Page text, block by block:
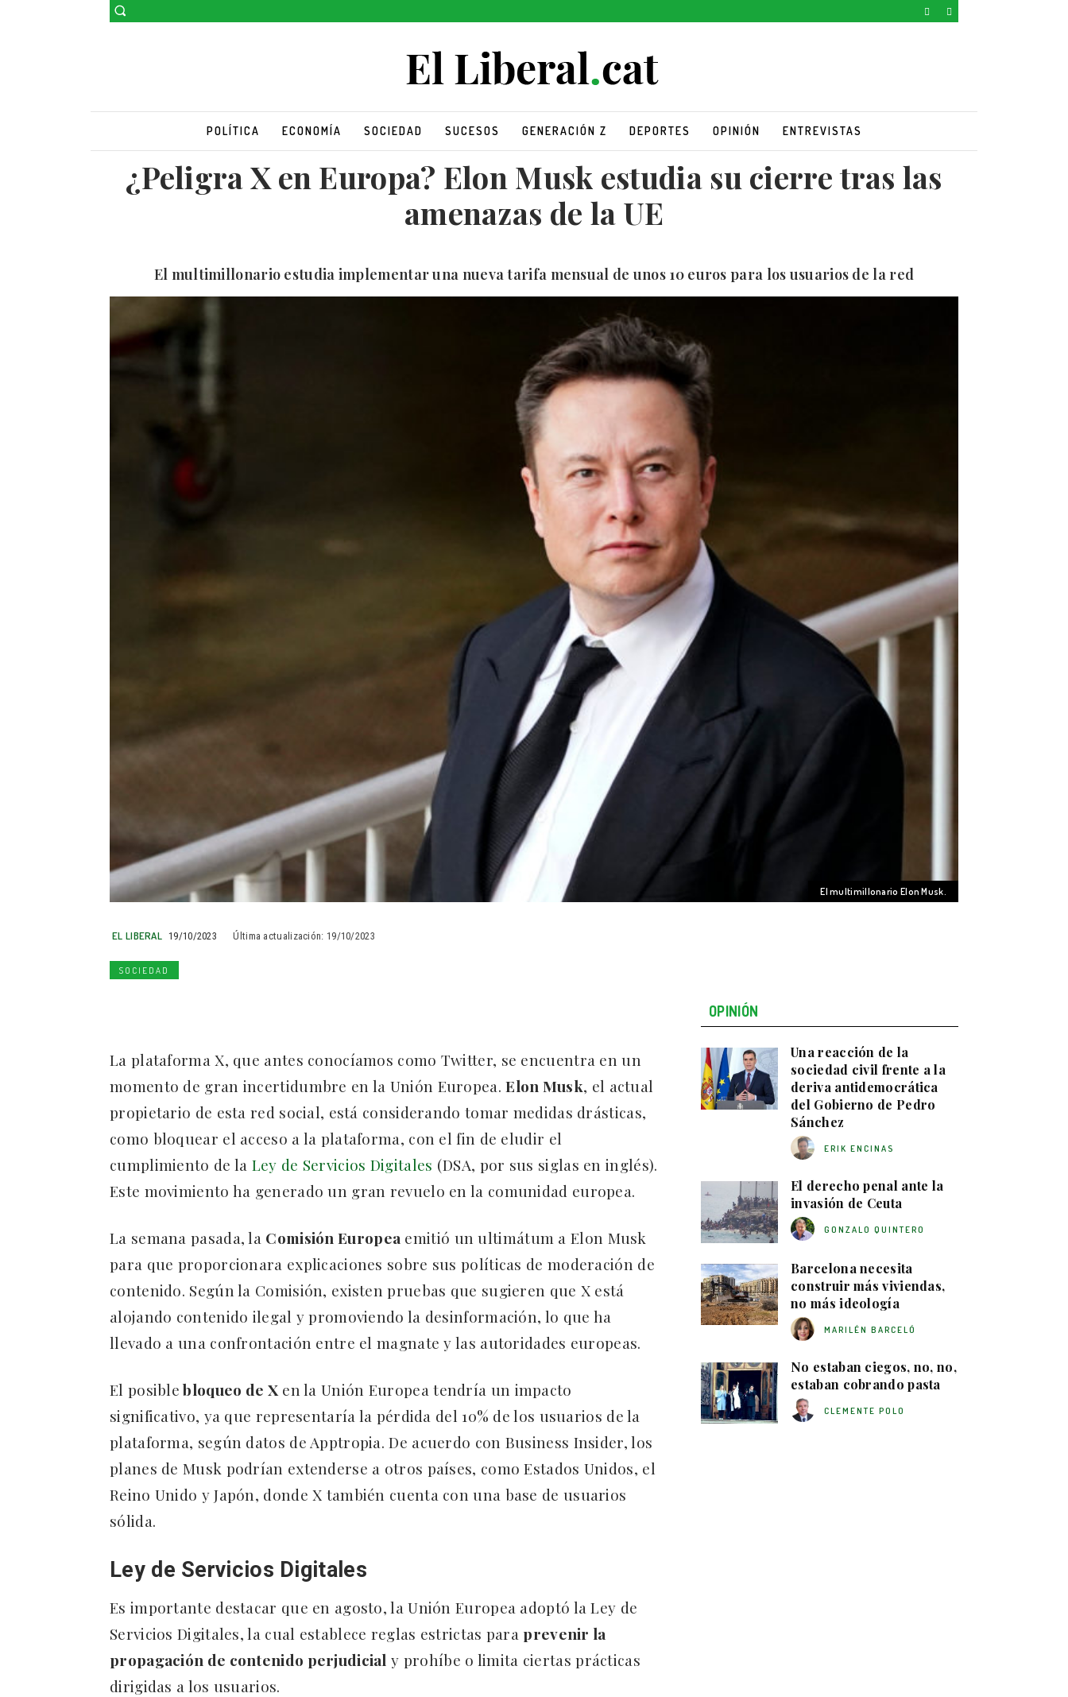
POLÍTICA ECONOMÍA SOCIEDAD SUCESOS GENERACIÓN Z DEPORTES OPINIÓN ENTREVISTAS
¿Peligra X en Europa? Elon Musk estudia su cierre tras las
amenazas de la UE
El multimillonario estudia implementar una nueva tarifa mensual de unos 10 euros para los usuarios de la red
El multimillonario Elon Musk.
EL LIBERAL 19/10/2023 Última actualización: 19/10/2023
SOCIEDAD
La plataforma X, que antes conocíamos como Twitter, se encuentra en un
momento de gran incertidumbre en la Unión Europea.Elon Musk, el actual
propietario de esta red social, está considerando tomar medidas drásticas,
como bloquear el acceso a la plataforma, con el fin de eludir el
cumplimiento de la Ley de Servicios Digitales (DSA, por sus siglas en inglés).
Este movimiento ha generado un gran revuelo en la comunidad europea.
La semana pasada, la Comisión Europea emitió un ultimátum a Elon Musk
para que proporcionara explicaciones sobre sus políticas de moderación de
contenido. Según la Comisión, existen pruebas que sugieren que X está
alojando contenido ilegal y promoviendo la desinformación, lo que ha
llevado a una confrontación entre el magnate y las autoridades europeas.
El posiblebloqueo de Xen la Unión Europea tendría un impacto
significativo, ya que representaría la pérdida del 10% de los usuarios de la
plataforma, según datos de Apptropia. De acuerdo con Business Insider, los
planes de Musk podrían extenderse a otros países, como Estados Unidos, el
Reino Unido y Japón, donde X también cuenta con una base de usuarios
sólida.
Ley de Servicios Digitales
Es importante destacar que en agosto, la Unión Europea adoptó la Ley de
Servicios Digitales, la cual establece reglas estrictas para prevenir la
propagación de contenido perjudicial y prohíbe o limita ciertas prácticas
dirigidas a los usuarios.
OPINIÓN
Una reacción de la
sociedad civil frente a la
deriva antidemocrática
del Gobierno de Pedro
Sánchez
ERIK ENCINAS
El derecho penal ante la
invasión de Ceuta
GONZALO QUINTERO
Barcelona necesita
construir más viviendas,
no más ideología
MARILÉN BARCELÓ
No estaban ciegos, no, no,
estaban cobrando pasta
CLEMENTE POLO